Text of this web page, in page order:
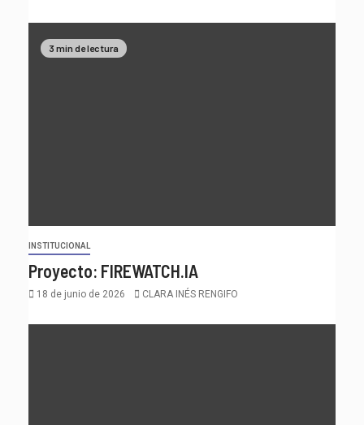
3 min de lectura
INSTITUCIONAL
Proyecto: FIREWATCH.IA
18 de junio de 2026 CLARA INÉS RENGIFO